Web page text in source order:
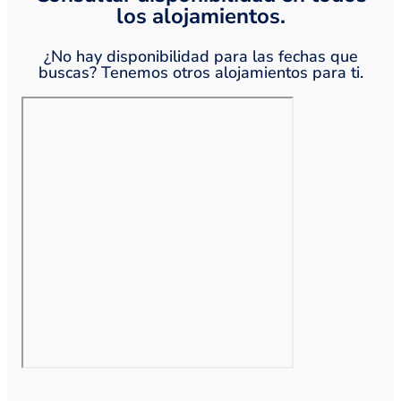
los alojamientos.
¿No hay disponibilidad para las fechas que
buscas? Tenemos otros alojamientos para ti.